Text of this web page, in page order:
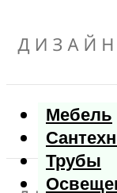
Мебель
Трубы